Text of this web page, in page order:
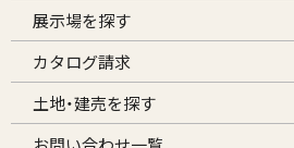
展示場を探す
カタログ請求
土地・建売を探す